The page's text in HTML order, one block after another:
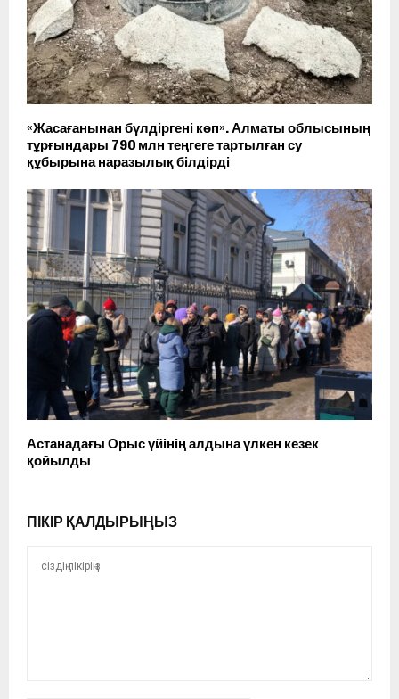
«Жасағанынан бүлдіргені көп». Алматы облысының
тұрғындары 790 млн теңгеге тартылған су
құбырына наразылық білдірді
Астанадағы Орыс үйінің алдына үлкен кезек
қойылды
ПІКІР ҚАЛДЫРЫҢЫЗ